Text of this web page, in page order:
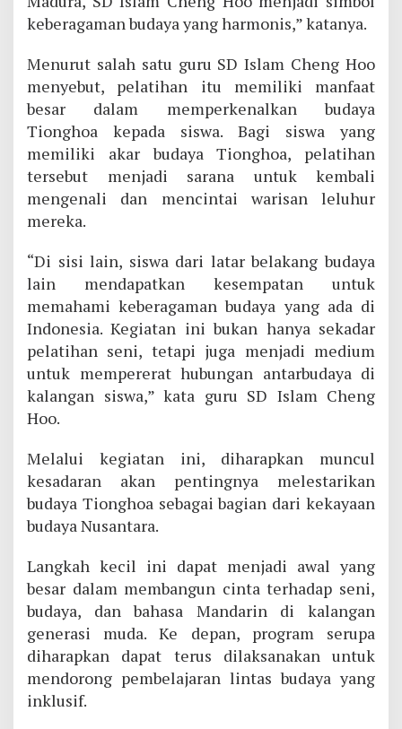
keberagaman budaya yang harmonis,” katanya.
Menurut salah satu guru SD Islam Cheng Hoo
menyebut, pelatihan itu memiliki manfaat
besar dalam memperkenalkan budaya
Tionghoa kepada siswa. Bagi siswa yang
memiliki akar budaya Tionghoa, pelatihan
tersebut menjadi sarana untuk kembali
mengenali dan mencintai warisan leluhur
mereka.
“Di sisi lain, siswa dari latar belakang budaya
lain mendapatkan kesempatan untuk
memahami keberagaman budaya yang ada di
Indonesia. Kegiatan ini bukan hanya sekadar
pelatihan seni, tetapi juga menjadi medium
untuk mempererat hubungan antarbudaya di
kalangan siswa,” kata guru SD Islam Cheng
Hoo.
Melalui kegiatan ini, diharapkan muncul
kesadaran akan pentingnya melestarikan
budaya Tionghoa sebagai bagian dari kekayaan
budaya Nusantara.
Langkah kecil ini dapat menjadi awal yang
besar dalam membangun cinta terhadap seni,
budaya, dan bahasa Mandarin di kalangan
generasi muda. Ke depan, program serupa
diharapkan dapat terus dilaksanakan untuk
mendorong pembelajaran lintas budaya yang
inklusif.